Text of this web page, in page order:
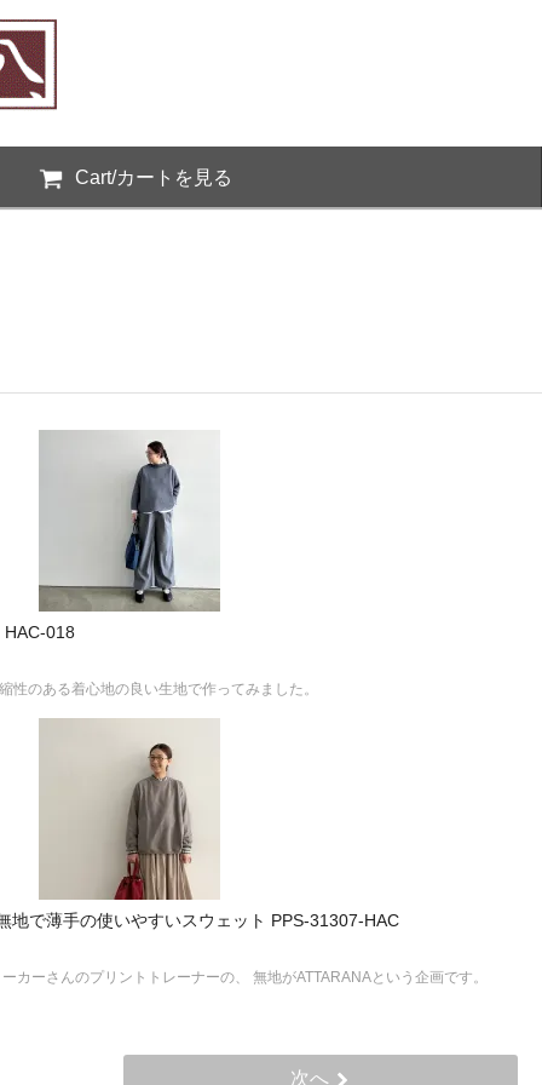
Cart/カートを見る
018
性のある着心地の良い生地で作ってみました。
地で薄手の使いやすいスウェット PPS-31307-HAC
ーさんのプリントトレーナーの、 無地がATTARANAという企画です。
次へ